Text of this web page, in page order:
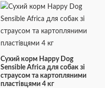
Сухий корм Happy Dog
Sensible Africa для собак зі
страусом та картопляними
пластівцями 4 кг